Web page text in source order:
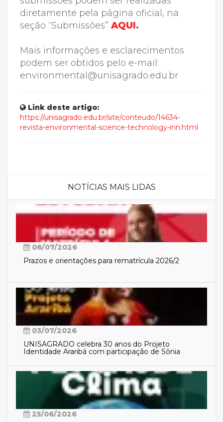
diretamente pela página oficial, na
seção “Submissões” AQUI.
Mais informações e esclarecimentos
podem ser obtidos pelo e-mail:
environmental@unisagrado.edu.br
Link deste artigo:
https://unisagrado.edu.br/site/conteudo/14634-
revista-environmental-science-technology-inn.html
NOTÍCIAS MAIS LIDAS
06/07/2026
Prazos e orientações para rematrícula 2026/2
03/07/2026
UNISAGRADO celebra 30 anos do Projeto
Identidade Araribá com participação de Sônia
25/06/2026